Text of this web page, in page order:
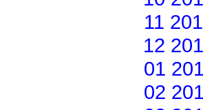
11
12
01
02